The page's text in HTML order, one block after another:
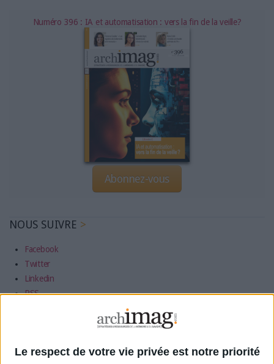
Le respect de votre vie privée est notre priorité
Numéro 396 : IA et automatisation : vers la fin de la veille?
Abonnez-vous
NOUS SUIVRE
Facebook
Twitter
Linkedin
RSS
IA et automatisation : vers la fin de la veille?